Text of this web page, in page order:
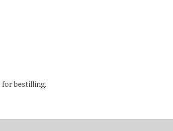
for bestilling.